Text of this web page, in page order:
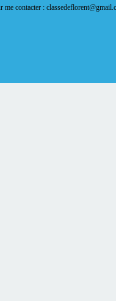
me contacter :